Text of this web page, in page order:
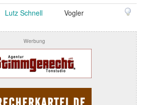
Lutz Schnell Vogler
Werbung